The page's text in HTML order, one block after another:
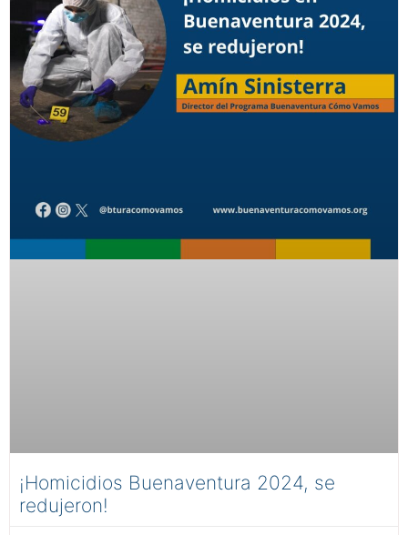
¡Homicidios Buenaventura 2024, se
redujeron!